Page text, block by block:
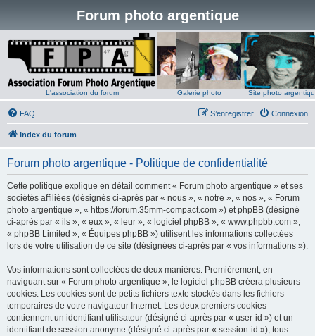
Forum photo argentique
L'association du forum Galerie photo Site photo
FAQ Connexion
S’enregistrer
Index du forum
Forum photo argentique - Politique de confidentialité
Cette politique explique en détail comment « Forum photo argentique » et ses
sociétés affiliées (désignés ci-après par « nous », « notre », « nos », « Forum
photo argentique », « https://forum.35mm-compact.com ») et phpBB (désigné
ci-après par « ils », « eux », « leur », « logiciel phpBB », « www.phpbb.com »,
« phpBB Limited », « Équipes phpBB ») utilisent les informations collectées
lors de votre utilisation de ce site (désignées ci-après par « vos informations »).
Vos informations sont collectées de deux manières. Premièrement, en
naviguant sur « Forum photo argentique », le logiciel phpBB créera plusieurs
cookies. Les cookies sont de petits fichiers texte stockés dans les fichiers
temporaires de votre navigateur Internet. Les deux premiers cookies
contiennent un identifiant utilisateur (désigné ci-après par « user-id ») et un
identifiant de session anonyme (désigné ci-après par « session-id »), tous